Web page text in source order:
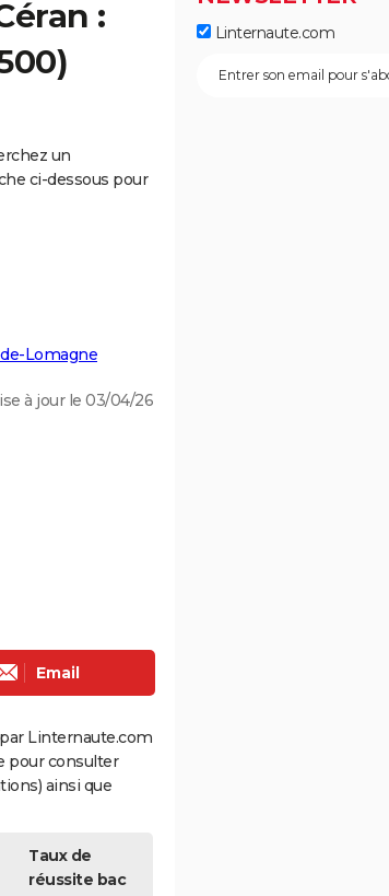
:
un
ci-dessous pour
Lomagne
à jour le 03/04/26
Email
Linternaute.com
pour consulter
ainsi que
Taux de
réussite bac
Linternaute.com